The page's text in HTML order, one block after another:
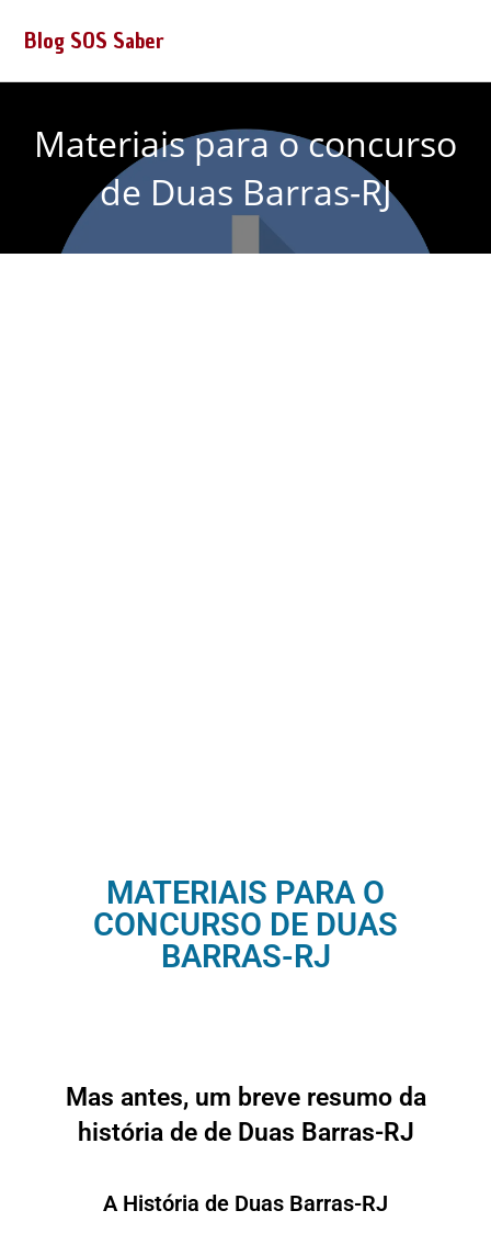
Blog SOS Saber
Materiais para o concurso
de Duas Barras-RJ
MATERIAIS PARA O
CONCURSO DE DUAS
BARRAS-RJ
Mas antes, um breve resumo da
história de de Duas Barras-RJ
A História de Duas Barras-RJ